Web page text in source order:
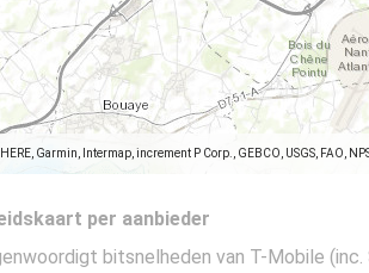
Garmin, Intermap, increment P Corp., GEBCO, USGS, FAO,
per aanbieder
bitsnelheden van T-Mobile (inc.